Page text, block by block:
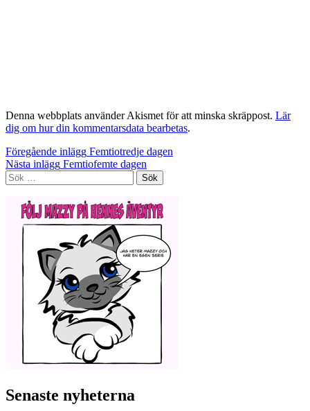
Denna webbplats använder Akismet för att minska skräppost. Lär
dig om hur din kommentarsdata bearbetas.
Inläggsnavigering
Föregående inlägg Femtiotredje dagen
Nästa inlägg Femtiofemte dagen
Sök
efter:
Senaste nyheterna